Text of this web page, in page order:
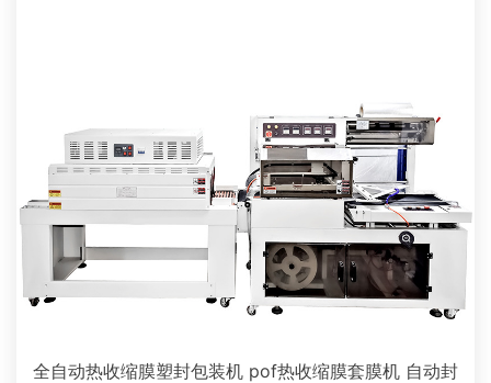
全自动热收缩膜塑封包装机 pof热收缩膜套膜机 自动封